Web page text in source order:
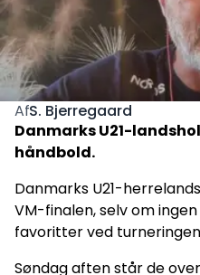
AfS. Bjerregaard
Danmarks U21-
håndbold.
Danmarks U21-
VM-finalen, selv om
favoritter ved
Søndag aften står de